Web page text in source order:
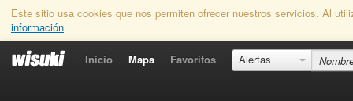
Este sitio usa cookies que nos permiten ofrecer nuestros servicios. Al
información
Inicio Mapa Favoritos Alertas